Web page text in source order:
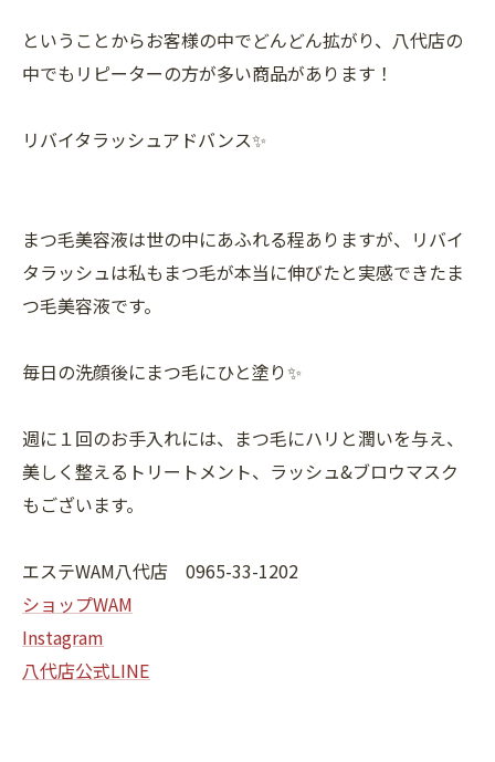
ということからお客様の中でどんどん拡がり、八代店の
中でもリピーターの方が多い商品があります！
リバイタラッシュアドバンス✨
まつ毛美容液は世の中にあふれる程ありますが、リバイ
タラッシュは私もまつ毛が本当に伸びたと実感できたま
つ毛美容液です。
毎日の洗顔後にまつ毛にひと塗り✨
週に１回のお手入れには、まつ毛にハリと潤いを与え、
美しく整えるトリートメント、ラッシュ&ブロウマスク
もございます。
エステWAM八代店 0965-33-1202
ショップWAM
Instagram
八代店公式LINE